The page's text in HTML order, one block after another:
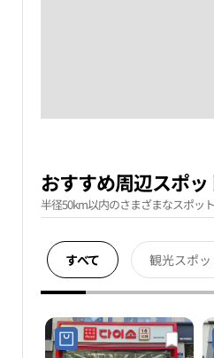
おすすめ周辺スポッ
半径50km以内のさまざまなスポッ
すべて 観光スポッ